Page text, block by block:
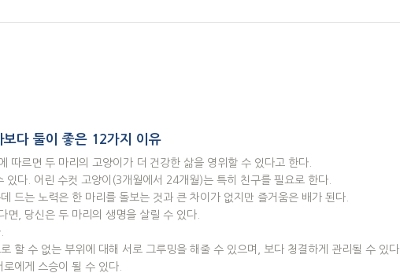
다 둘이 좋은 12가지 이유
따르면 두 마리의 고양이가 더 건강한 삶을 영위할 수 있다고 한다.
있다. 어린 수컷 고양이(3개월에서 24개월)는 특히 친구를 필요로 한다.
드는 노력은 한 마리를 돌보는 것과 큰 차이가 없지만 즐거움은 배가 된다.
면, 당신은 두 마리의 생명을 살릴 수 있다.
할 수 없는 부위에 대해 서로 그루밍을 해줄 수 있으며, 보다 청결하게 관리될 수 있다.
에게 스승이 될 수 있다.